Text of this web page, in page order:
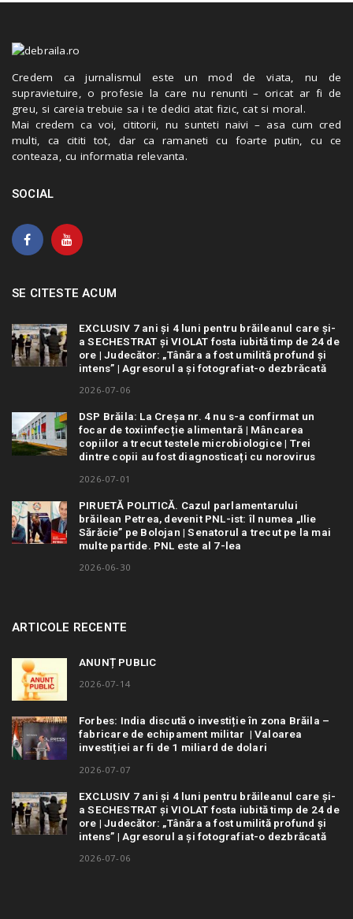
Credem ca jurnalismul este un mod de viata, nu de
supravietuire, o profesie la care nu renunti – oricat ar fi de
greu, si careia trebuie sa i te dedici atat fizic, cat si moral.
Mai credem ca voi, cititorii, nu sunteti naivi – asa cum cred
multi, ca cititi tot, dar ca ramaneti cu foarte putin, cu ce
conteaza, cu informatia relevanta.
SOCIAL
SE CITESTE ACUM
EXCLUSIV 7 ani și 4 luni pentru brăileanul care și-
a SECHESTRAT și VIOLAT fosta iubită timp de 24 de
ore | Judecător: „Tânăra a fost umilită profund și
intens” | Agresorul a și fotografiat-o dezbrăcată
2026-07-06
DSP Brăila: La Creșa nr. 4 nu s-a confirmat un
focar de toxiinfecție alimentară | Mâncarea
copiilor a trecut testele microbiologice | Trei
dintre copii au fost diagnosticați cu norovirus
2026-07-01
PIRUETĂ POLITICĂ. Cazul parlamentarului
brăilean Petrea, devenit PNL-ist: îl numea „Ilie
Sărăcie” pe Bolojan | Senatorul a trecut pe la mai
multe partide. PNL este al 7-lea
2026-06-30
ARTICOLE RECENTE
ANUNȚ PUBLIC
2026-07-14
Forbes: India discută o investiție în zona Brăila –
fabricare de echipament militar | Valoarea
investiției ar fi de 1 miliard de dolari
2026-07-07
EXCLUSIV 7 ani și 4 luni pentru brăileanul care și-
a SECHESTRAT și VIOLAT fosta iubită timp de 24 de
ore | Judecător: „Tânăra a fost umilită profund și
intens” | Agresorul a și fotografiat-o dezbrăcată
2026-07-06